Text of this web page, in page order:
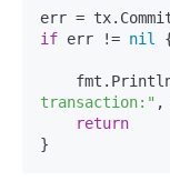
if err != nil
transaction:" ,
return